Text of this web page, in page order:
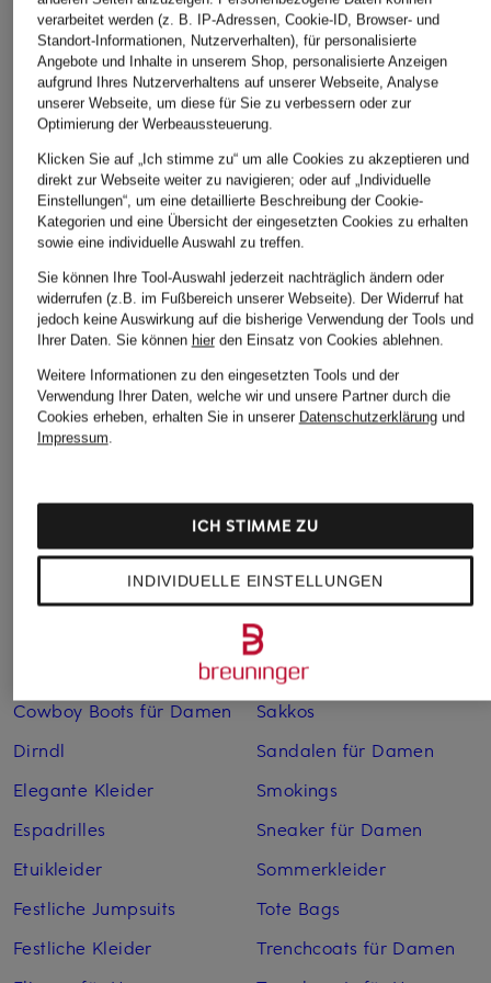
MRS & HUGS
Pullover
CHF 50
Ursprünglich:CHF 169
SAMSØE SAMSØE
Pullover SAMELODY
CHF 119
Ursprünglich:CHF 190
Marc O'Polo
Pullover
Ursprünglich:CHF 159
Weitere Kategorien
Abendkleider
Bademäntel für Herren
Bikinis für Damen
Boleros für Damen
Cowboy Boots für Damen
Dirndl
Elegante Kleider
Espadrilles
Etuikleider
Festliche Jumpsuits
Festliche Kleider
Leinenhosen für Herren
Leinenkleider
Maxikleider
Regenmäntel für Damen
Sakkos
Sandalen für Damen
Smokings
Sneaker für Damen
Sommerkleider
Tote Bags
Trenchcoats für Damen
verarbeitet werden (z. B. IP-Adressen, Cookie-ID, Browser- und
Standort-Informationen, Nutzerverhalten), für personalisierte
Angebote und Inhalte in unserem Shop, personalisierte Anzeigen
aufgrund Ihres Nutzerverhaltens auf unserer Webseite, Analyse
unserer Webseite, um diese für Sie zu verbessern oder zur
Optimierung der Werbeaussteuerung.
Klicken Sie auf „Ich stimme zu“ um alle Cookies zu akzeptieren und
direkt zur Webseite weiter zu navigieren; oder auf „Individuelle
Einstellungen“, um eine detaillierte Beschreibung der Cookie-
Kategorien und eine Übersicht der eingesetzten Cookies zu erhalten
sowie eine individuelle Auswahl zu treffen.
Sie können Ihre Tool-Auswahl jederzeit nachträglich ändern oder
widerrufen (z.B. im Fußbereich unserer Webseite). Der Widerruf hat
jedoch keine Auswirkung auf die bisherige Verwendung der Tools und
Ihrer Daten. Sie können hierden Einsatz von Cookies ablehnen.
Weitere Informationen zu den eingesetzten Tools und der
Verwendung Ihrer Daten, welche wir und unsere Partner durch die
Cookies erheben, erhalten Sie in unserer Datenschutzerklärungund
Impressum.
INDIVIDUELLE EINSTELLUNGEN
ICH STIMME ZU